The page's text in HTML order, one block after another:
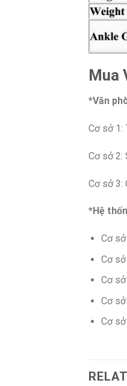
Mua
*Văn
Cơ sở 1:
Cơ sở 2:
Cơ sở 3:
*Hệ
Cơ sở
Cơ sở
Cơ sở
Cơ sở
Cơ sở